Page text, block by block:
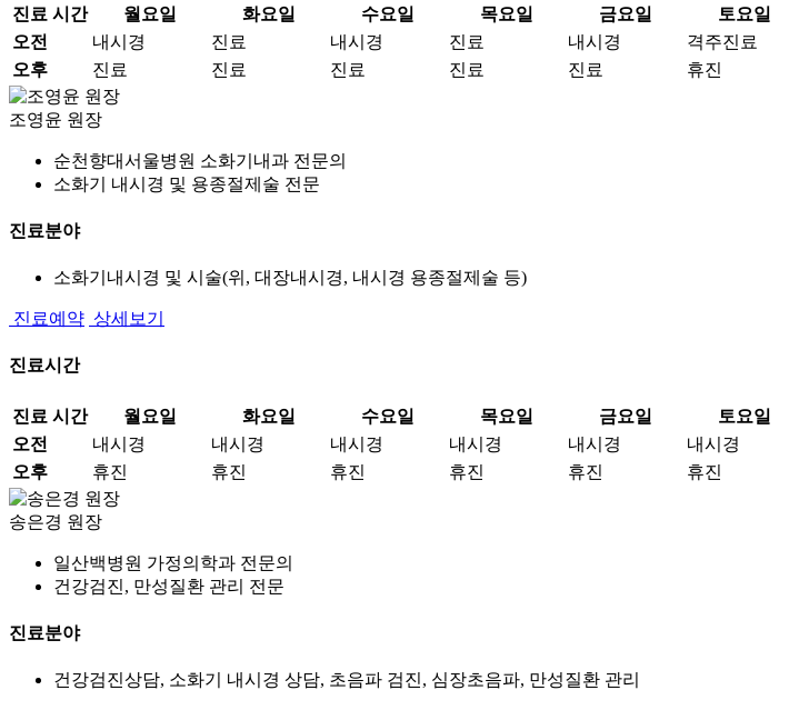
진료 시간 월요일 화요일 수요일 목요일 금요일
토요일
오전
내시경 진료 내시경 진료 내시경
격주진료
오후
진료 진료 진료 진료 진료 휴진
조영윤 원장
순천향대서울병원 소화기내과 전문의
소화기 내시경 및 용종절제술 전문
진료분야
소화기내시경 및 시술(위, 대장내시경, 내시경 용종절제술 등)
진료예약 상세보기
진료시간
진료 시간 월요일 화요일 수요일 목요일 금요일
토요일
오전
내시경 내시경 내시경 내시경 내시경
내시경
오후
휴진 휴진 휴진 휴진 휴진 휴진
송은경 원장
일산백병원 가정의학과 전문의
건강검진, 만성질환 관리 전문
진료분야
건강검진상담, 소화기 내시경 상담, 초음파 검진, 심장초음파, 만성질환 관리